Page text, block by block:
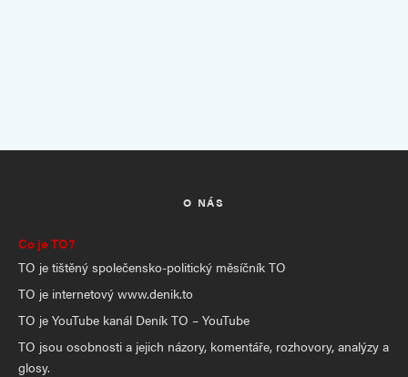
O NÁS
Co je TO?
TO je tištěný společensko-politický měsíčník TO
TO je internetový www.denik.to
TO je YouTube kanál Deník TO – YouTube
TO jsou osobnosti a jejich názory, komentáře, rozhovory, analýzy a
glosy.